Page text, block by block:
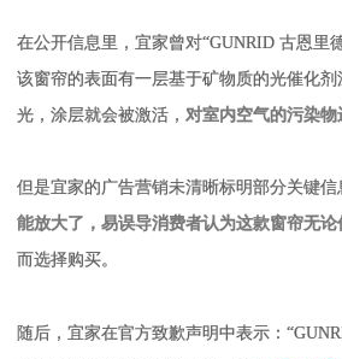
在公开信息里，宜家曾对“GUNRID 古恩里
该窗帘的表面有一层基于矿物质的光催化
光，涂层就会被激活， 对室内空气的污染物
但是宜家的广告营销未清晰标明部分关键信
能放大了，易误导消费者认为这款窗帘无
而选择购买。
随后，宜家在官方致歉声明中表示：